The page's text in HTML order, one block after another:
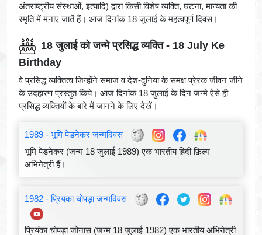
अंतराष्ट्रीय संस्थाओं, इत्यादि) द्वारा किसी विशेष व्यक्ति, घटना, मान्यता की
स्मृति में मनाए जातें हैं। आज दिनांक 18 जुलाई के महत्वपूर्ण दिवस।
18 जुलाई को जन्मे प्रसिद्ध व्यक्ति - 18 July Ke
Birthday
वे प्रसिद्ध व्यक्तित्व जिन्होंने समाज व देश-दुनिया के समक्ष प्रेरक जीवन जीने
के उदहारण प्रस्तुत किये। आज दिनांक 18 जुलाई के दिन जन्मे ऐसे ही
प्रसिद्ध व्यक्तियों के बारे में जानने के लिए देखें।
1989 - भूमि पेडनेकर जन्मदिवस
भूमि पेडनेकर (जन्म 18 जुलाई 1989) एक भारतीय हिंदी फ़िल्म
अभिनेत्री हैं।
1982 - प्रियंका चोपड़ा जन्मदिवस
प्रियंका चोपड़ा जोनास (जन्म 18 जुलाई 1982) एक भारतीय अभिनेत्री